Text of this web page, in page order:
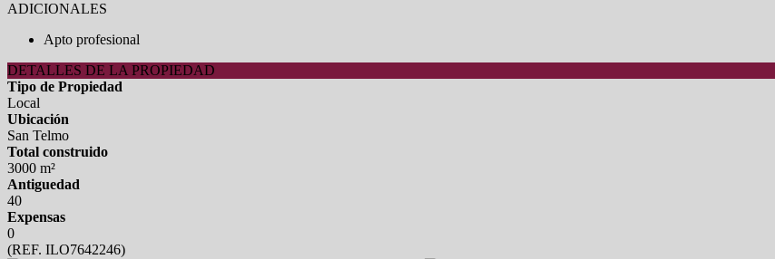
ADICIONALES
Apto profesional
DETALLES DE LA PROPIEDAD
Tipo de Propiedad
Local
Ubicación
San Telmo
Total construido
3000 m²
Antiguedad
40
Expensas
0
(REF. ILO7642246)